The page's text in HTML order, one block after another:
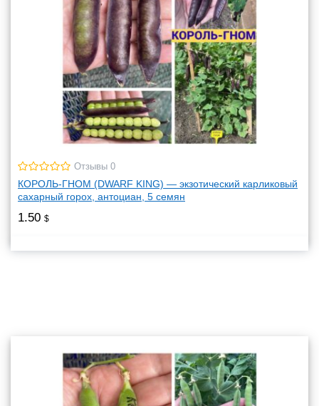
Отзывы 0
КОРОЛЬ-ГНОМ (DWARF KING) — экзотический карликовый
сахарный горох, антоциан, 5 семян
1.50 $